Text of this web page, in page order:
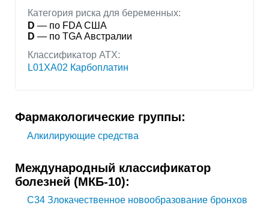
Категория риска для беременных:
D — по FDA США
D — по TGA Австралии
Классификатор АТХ:
L01XA02 Карбоплатин
Фармакологические группы:
Алкилирующие средства
Международный классификатор
болезней (МКБ-10):
C34 Злокачественное новообразование бронхов